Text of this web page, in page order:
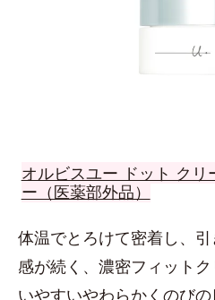
オルビスユー ドット ク
ー（医薬部外品）
体温でとろけて密着し、
感が続く、濃密フィット
いやすいやわらかくのびの